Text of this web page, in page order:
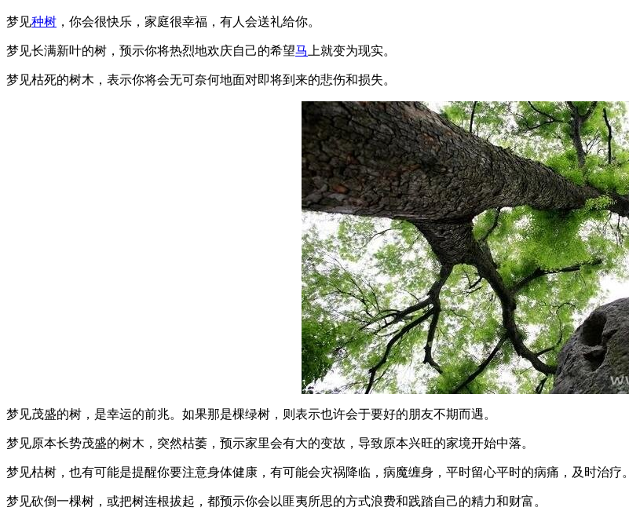
梦见种树 ，你会很快乐，家庭很幸福，有人会送礼给你。
梦见长满新叶的树，预示你将热烈地欢庆自己的希望马 上就变为现实。
梦见枯死的树木，表示你将会无可奈何地面对即将到来的悲伤和损失。
梦见茂盛的树，是幸运的前兆。如果那是棵绿树，则表示也许会于要好的朋友不期而遇。
梦见原本长势茂盛的树木，突然枯萎，预示家里会有大的变故，导致原本兴旺的家境开始中落。
梦见枯树，也有可能是提醒你要注意身体健康，有可能会灾祸降临，病魔缠身，平时留心平时的病痛，及时治疗。
梦见砍倒一棵树，或把树连根拔起，都预示你会以匪夷所思的方式浪费和践踏自己的精力和财富。